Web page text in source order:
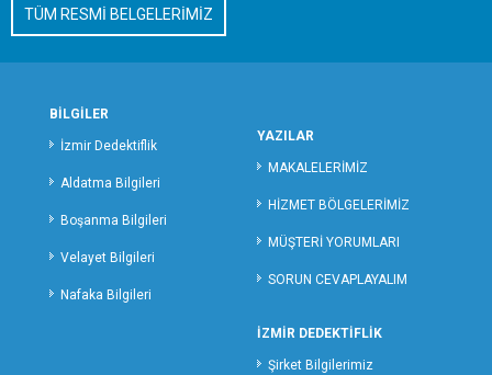
MALATYA ÖZEL DEDEKTİFLİK
MARDİN ÖZEL DEDEKTİFLİK
NEVŞEHİR ÖZEL DEDEKTİFLİK
NİĞDE ÖZEL DEDEKTİFLİK
ORDU ÖZEL DEDEKTİFLİK
TÜM RESMİ BELGELERİMİZ
BİLGİLER
İzmir Dedektiflik
Aldatma Bilgileri
Boşanma Bilgileri
Velayet Bilgileri
Nafaka Bilgileri
YAZILAR
MAKALELERİMİZ
HİZMET BÖLGELERİMİZ
MÜŞTERİ YORUMLARI
SORUN CEVAPLAYALIM
İZMİR DEDEKTİFLİK
Şirket Bilgilerimiz